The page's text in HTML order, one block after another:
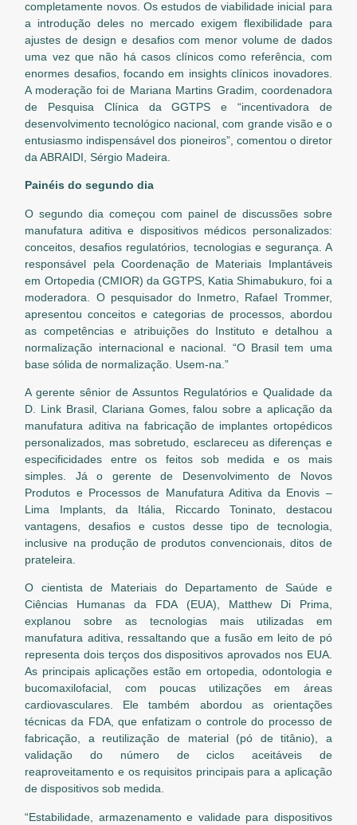
completamente novos. Os estudos de viabilidade inicial para
a introdução deles no mercado exigem flexibilidade para
ajustes de design e desafios com menor volume de dados
uma vez que não há casos clínicos como referência, com
enormes desafios, focando em insights clínicos inovadores.
A moderação foi de Mariana Martins Gradim, coordenadora
de Pesquisa Clínica da GGTPS e “incentivadora de
desenvolvimento tecnológico nacional, com grande visão e o
entusiasmo indispensável dos pioneiros”, comentou o diretor
da ABRAIDI, Sérgio Madeira.
Painéis do segundo dia
O segundo dia começou com painel de discussões sobre
manufatura aditiva e dispositivos médicos personalizados:
conceitos, desafios regulatórios, tecnologias e segurança. A
responsável pela Coordenação de Materiais Implantáveis
em Ortopedia (CMIOR) da GGTPS, Katia Shimabukuro, foi a
moderadora. O pesquisador do Inmetro, Rafael Trommer,
apresentou conceitos e categorias de processos, abordou
as competências e atribuições do Instituto e detalhou a
normalização internacional e nacional. “O Brasil tem uma
base sólida de normalização. Usem-na.”
A gerente sênior de Assuntos Regulatórios e Qualidade da
D. Link Brasil, Clariana Gomes, falou sobre a aplicação da
manufatura aditiva na fabricação de implantes ortopédicos
personalizados, mas sobretudo, esclareceu as diferenças e
especificidades entre os feitos sob medida e os mais
simples. Já o gerente de Desenvolvimento de Novos
Produtos e Processos de Manufatura Aditiva da Enovis –
Lima Implants, da Itália, Riccardo Toninato, destacou
vantagens, desafios e custos desse tipo de tecnologia,
inclusive na produção de produtos convencionais, ditos de
prateleira.
O cientista de Materiais do Departamento de Saúde e
Ciências Humanas da FDA (EUA), Matthew Di Prima,
explanou sobre as tecnologias mais utilizadas em
manufatura aditiva, ressaltando que a fusão em leito de pó
representa dois terços dos dispositivos aprovados nos EUA.
As principais aplicações estão em ortopedia, odontologia e
bucomaxilofacial, com poucas utilizações em áreas
cardiovasculares. Ele também abordou as orientações
técnicas da FDA, que enfatizam o controle do processo de
fabricação, a reutilização de material (pó de titânio), a
validação do número de ciclos aceitáveis de
reaproveitamento e os requisitos principais para a aplicação
de dispositivos sob medida.
“Estabilidade, armazenamento e validade para dispositivos